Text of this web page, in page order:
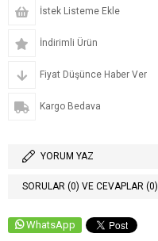
İstek Listeme Ekle
İndirimli Ürün
Fiyat Düşünce Haber Ver
Kargo Bedava
YORUM YAZ
SORULAR (0) VE CEVAPLAR (0)
WhatsApp